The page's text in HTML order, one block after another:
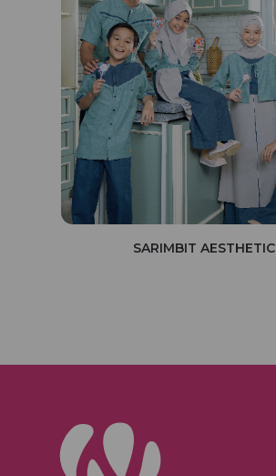
SARIMBIT AESTHETIC